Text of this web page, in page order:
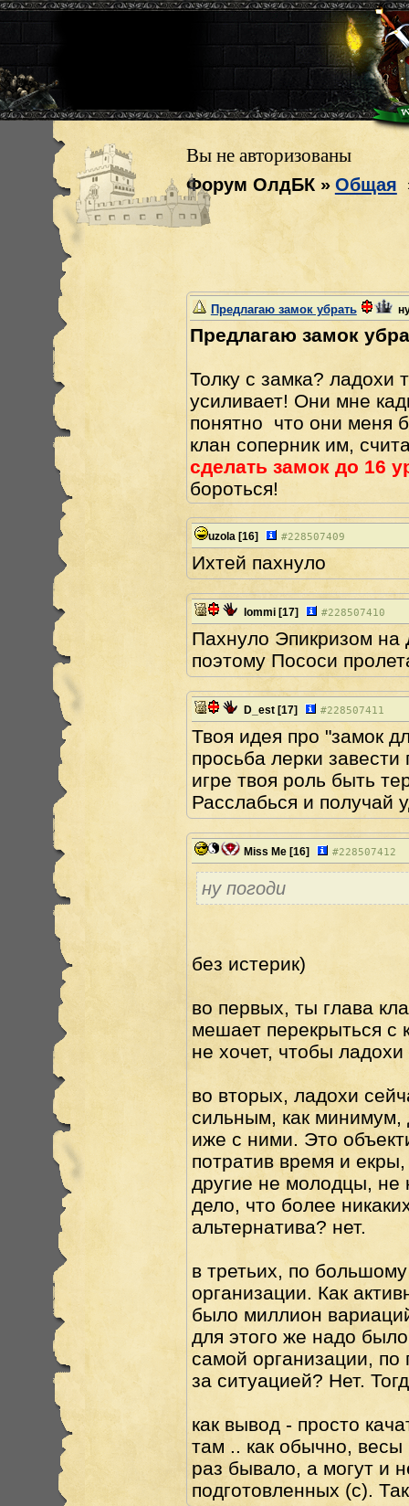
Вы не авторизованы
Форум ОлдБК» Общая
Предлагаю замок убрать
Предлагаю замок
Толку с замка? ладохи
усиливает! Они мне
понятно что они меня
клан соперник им,
сделать замок до 16
бороться!
uzola [16] #228507409
Ихтей пахнуло
lommi [17] #228507410
Пахнуло Эпикризом на
поэтому Пососи
D_est [17] #228507411
Твоя идея про "замок
просьба лерки
игре твоя роль быть
Расслабься и получай
Miss Me [16] #228507412
ну погоди
без истерик)
во первых, ты глава
мешает перекрыться с
не хочет, чтобы
во вторых, ладохи
сильным, как минимум,
иже с ними. Это
потратив время и
другие не молодцы, не
дело, что более
альтернатива? нет.
в третьих, по
организации. Как
было миллион
для этого же надо
самой организации, по
за ситуацией? Нет.
как вывод - просто
там .. как обычно, весы
раз бывало, а могут и
подготовленных (с).